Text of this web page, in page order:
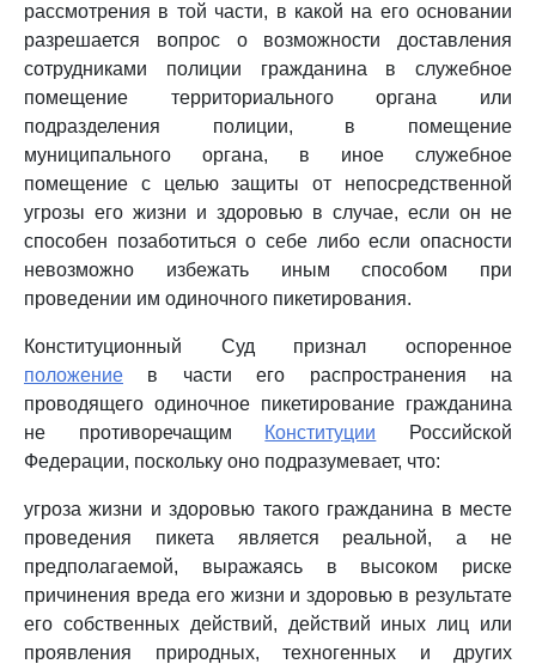
рассмотрения в той части, в какой на его основании
разрешается вопрос о возможности доставления
сотрудниками полиции гражданина в служебное
помещение территориального органа или
подразделения полиции, в помещение
муниципального органа, в иное служебное
помещение с целью защиты от непосредственной
угрозы его жизни и здоровью в случае, если он не
способен позаботиться о себе либо если опасности
невозможно избежать иным способом при
проведении им одиночного пикетирования.
Конституционный Суд признал оспоренное
положение в части его распространения на
проводящего одиночное пикетирование гражданина
не противоречащим Конституции Российской
Федерации, поскольку оно подразумевает, что:
угроза жизни и здоровью такого гражданина в месте
проведения пикета является реальной, а не
предполагаемой, выражаясь в высоком риске
причинения вреда его жизни и здоровью в результате
его собственных действий, действий иных лиц или
проявления природных, техногенных и других